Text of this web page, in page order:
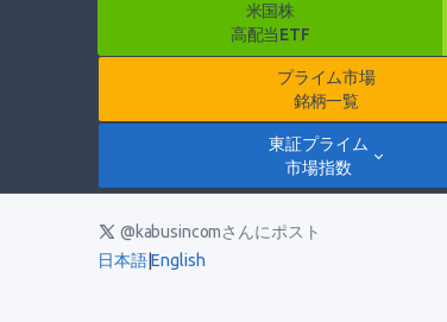
米国株
高配当ETF
プライム市場
銘柄一覧
東証プライム
市場指数
@kabusincomさんにポスト
日本語|English